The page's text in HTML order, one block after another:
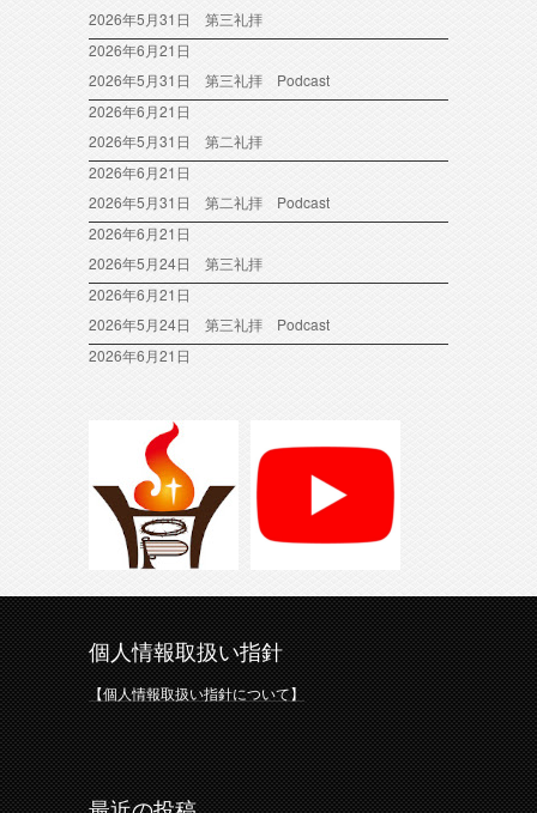
2026年5月31日 第三礼拝
2026年6月21日
2026年5月31日 第三礼拝 Podcast
2026年6月21日
2026年5月31日 第二礼拝
2026年6月21日
2026年5月31日 第二礼拝 Podcast
2026年6月21日
2026年5月24日 第三礼拝
2026年6月21日
2026年5月24日 第三礼拝 Podcast
2026年6月21日
個人情報取扱い指針
【個人情報取扱い指針について】